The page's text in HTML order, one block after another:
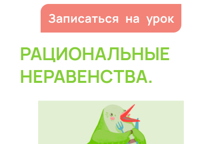
Записаться на урок
РАЦИОНАЛЬНЫЕ
НЕРАВЕНСТВА.